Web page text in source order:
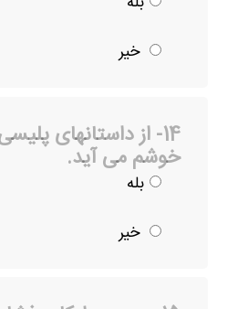
خیر
14- از داستانهای
خوشم می آید.
بله
خیر